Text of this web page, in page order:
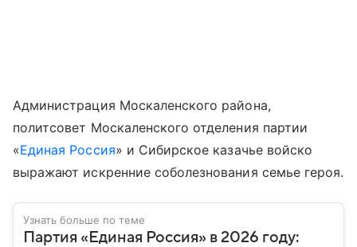
Администрация Москаленского района,
политсовет Москаленского отделения партии
«Единая Россия» и Сибирское казачье войско
выражают искренние соболезнования семье героя.
Узнать больше по теме
Партия «Единая Россия» в 2026 году: